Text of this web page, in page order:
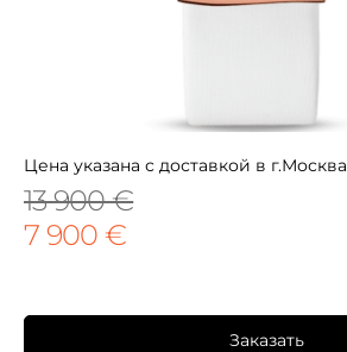
Цена указана с доставкой в г.Москва
13 900 €
7 900 €
Заказать